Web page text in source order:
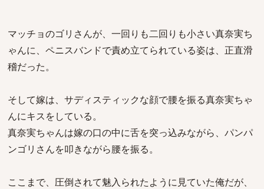
マッチョのゴリさんが、一回りも二回りも小さい真奈実ち
ゃんに、ペニスバンドで責め立てられている姿は、正直滑
稽だった。
そして嫁は、サディスティックな顔で腰を振る真奈実ちゃ
んにキスをしている。
真奈実ちゃんは嫁の口の中に舌を突っ込みながら、パンパ
ンゴリさんを叩きながら腰を振る。
ここまで、圧倒されて魅入られたように見ていた俺だが、